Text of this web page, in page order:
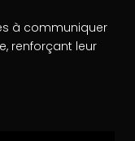
à communiquer
renforçant leur